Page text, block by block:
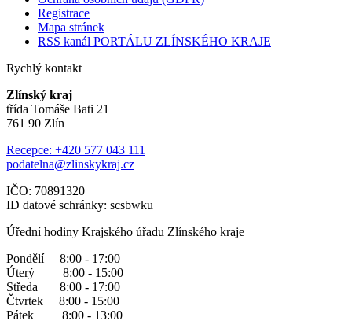
Registrace
Mapa stránek
RSS kanál PORTÁLU ZLÍNSKÉHO KRAJE
Rychlý kontakt
Zlínský kraj
třída Tomáše Bati 21
761 90 Zlín
Recepce: +420 577 043 111
podatelna@zlinskykraj.cz
IČO: 70891320
ID datové schránky: scsbwku
Úřední hodiny Krajského úřadu Zlínského kraje
Pondělí 8:00 - 17:00
Úterý 8:00 - 15:00
Středa 8:00 - 17:00
Čtvrtek 8:00 - 15:00
Pátek 8:00 - 13:00